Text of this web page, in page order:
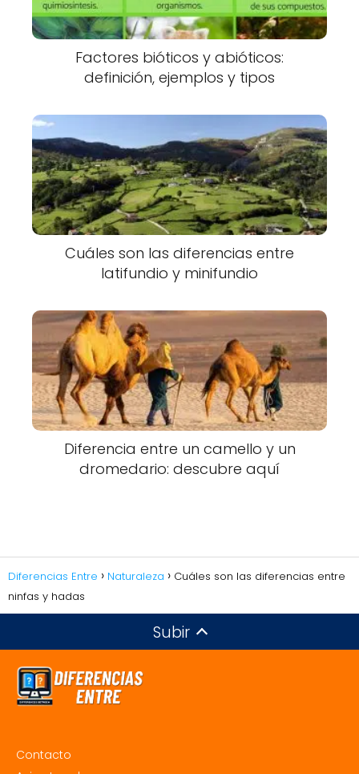
Factores bióticos y abióticos:
definición, ejemplos y tipos
Cuáles son las diferencias entre
latifundio y minifundio
Diferencia entre un camello y un
dromedario: descubre aquí
Diferencias Entre Naturaleza
Cuáles son las diferencias entre
ninfas y hadas
Subir
Contacto